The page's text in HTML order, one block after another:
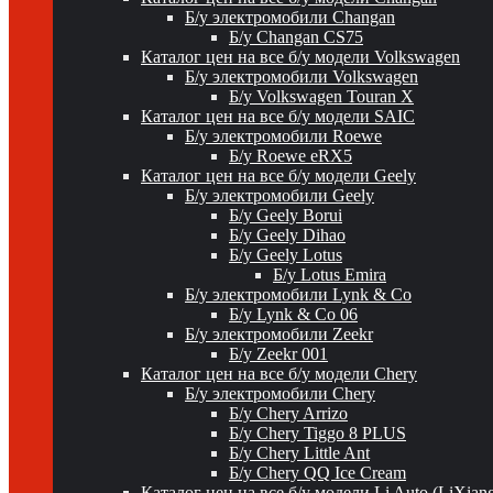
Б/у электромобили Changan
Б/у Changan CS75
Каталог цен на все б/у модели Volkswagen
Б/у электромобили Volkswagen
Б/у Volkswagen Touran X
Каталог цен на все б/у модели SAIC
Б/у электромобили Roewe
Б/у Roewe eRX5
Каталог цен на все б/у модели Geely
Б/у электромобили Geely
Б/у Geely Borui
Б/у Geely Dihao
Б/у Geely Lotus
Б/у Lotus Emira
Б/у электромобили Lynk & Co
Б/у Lynk & Co 06
Б/у электромобили Zeekr
Б/у Zeekr 001
Каталог цен на все б/у модели Chery
Б/у электромобили Chery
Б/у Chery Arrizo
Б/у Chery Tiggo 8 PLUS
Б/у Chery Little Ant
Б/у Chery QQ Ice Cream